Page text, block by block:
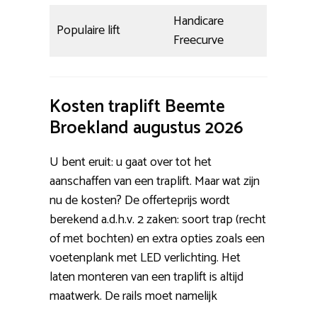
Populaire lift
Handicare
Freecurve
Kosten traplift Beemte
Broekland augustus 2026
U bent eruit: u gaat over tot het
aanschaffen van een traplift. Maar wat zijn
nu de kosten? De offerteprijs wordt
berekend a.d.h.v. 2 zaken: soort trap (recht
of met bochten) en extra opties zoals een
voetenplank met LED verlichting. Het
laten monteren van een traplift is altijd
maatwerk. De rails moet namelijk